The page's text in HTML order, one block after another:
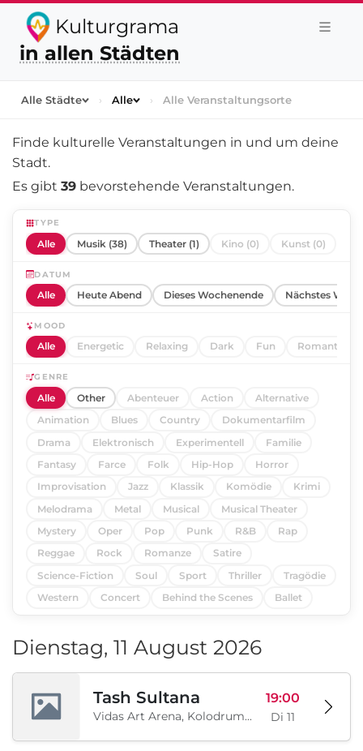
Kulturgrama
in allen Städten
Alle Städte › Alle › Alle Veranstaltungsorte
Finde kulturelle Veranstaltungen in und um deine
Stadt.
Es gibt 39 bevorstehende Veranstaltungen.
TYPE
Alle Musik (38) Theater (1) Kino (0) Kunst (0)
DATUM
Alle Heute Abend Dieses Wochenende Nächstes
MOOD
Alle Energetic Relaxing Dark Fun Romantic
GENRE
Alle Other Abenteuer Action
Alternative
Animation
Blues Country
Dokumentarfilm
Drama
Elektronisch Experimentell
Familie
Fantasy
Farce Folk Hip-Hop
Horror
Improvisation
Jazz Klassik Komödie
Krimi
Melodrama
Metal Musical
Musical Theater
Mystery
Oper Pop Punk R&B
Rap
Reggae
Rock Romanze
Satire
Science-Fiction
Soul Sport Thriller
Tragödie
Western
Concert Behind the Scenes Ballet
Dienstag, 11 August 2026
Tash Sultana
Vidas Art Arena, Kolodrum, Borisova gradina, Sofia, BG
19:00
Di 11